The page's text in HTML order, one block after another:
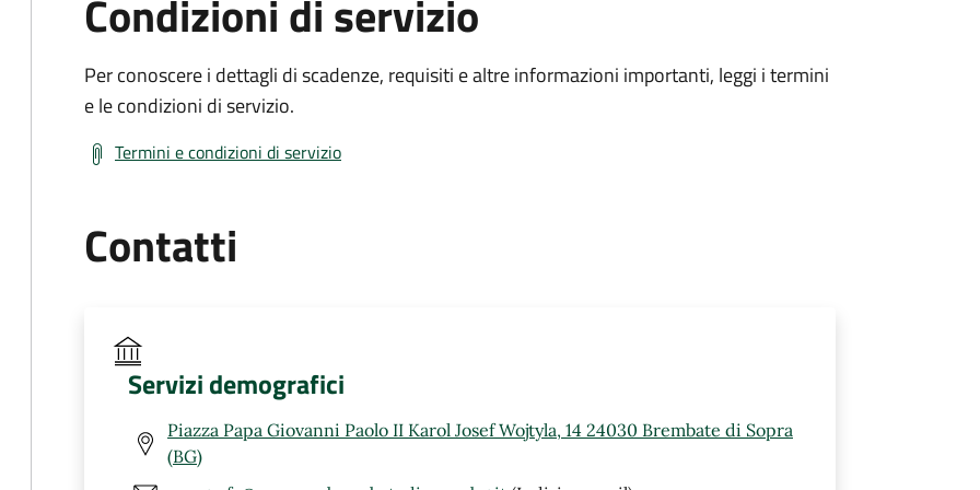
Condizioni di servizio
Per conoscere i dettagli di scadenze, requisiti e altre informazioni importanti, leggi i termini
e le condizioni di servizio.
Termini e condizioni di servizio
Contatti
Servizi demografici
Piazza Papa Giovanni Paolo II Karol Josef Wojtyla, 14 24030 Brembate di Sopra
(BG)